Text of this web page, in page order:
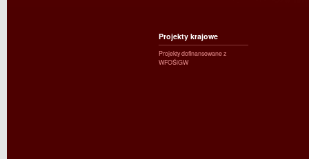
Projekty krajowe
Projekty dofinansowane z
WFOŚiGW